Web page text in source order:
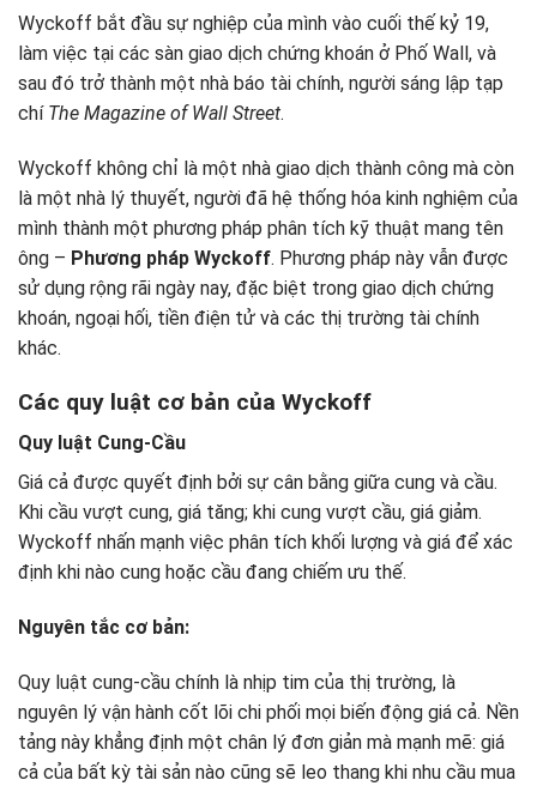
Wyckoff bắt đầu sự nghiệp của mình vào cuối thế kỷ 19,
làm việc tại các sàn giao dịch chứng khoán ở Phố Wall, và
sau đó trở thành một nhà báo tài chính, người sáng lập tạp
chí The Magazine of Wall Street.
Wyckoff không chỉ là một nhà giao dịch thành công mà còn
là một nhà lý thuyết, người đã hệ thống hóa kinh nghiệm của
mình thành một phương pháp phân tích kỹ thuật mang tên
ông – Phương pháp Wyckoff. Phương pháp này vẫn được
sử dụng rộng rãi ngày nay, đặc biệt trong giao dịch chứng
khoán, ngoại hối, tiền điện tử và các thị trường tài chính
khác.
Các quy luật cơ bản của Wyckoff
Quy luật Cung-Cầu
Giá cả được quyết định bởi sự cân bằng giữa cung và cầu.
Khi cầu vượt cung, giá tăng; khi cung vượt cầu, giá giảm.
Wyckoff nhấn mạnh việc phân tích khối lượng và giá để xác
định khi nào cung hoặc cầu đang chiếm ưu thế.
Nguyên tắc cơ bản:
Quy luật cung-cầu chính là nhịp tim của thị trường, là
nguyên lý vận hành cốt lõi chi phối mọi biến động giá cả. Nền
tảng này khẳng định một chân lý đơn giản mà mạnh mẽ: giá
cả của bất kỳ tài sản nào cũng sẽ leo thang khi nhu cầu mua